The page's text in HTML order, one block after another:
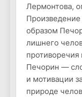
Лермонтова,
Произведение
образом
лишнего
Печорин —
и мотивации
природе